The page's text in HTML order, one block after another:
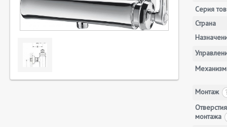
Серия
Страна
Механизм
Монтаж
монтажа